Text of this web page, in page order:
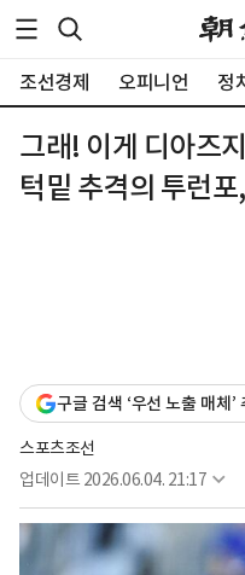
조선경제 오피니언 정
그래! 이게 디아즈
턱밑 추격의 투런
구글 검색 ‘우선 노출 매체’
스포츠조선
업데이트 2026.06.04. 21:17